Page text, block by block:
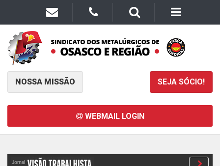
NOSSA MISSÃO SEJA SÓCIO!
WEBMAIL LOGIN